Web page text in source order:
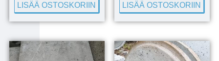
LISÄÄ OSTOSKORIIN LISÄÄ OSTOSKORIIN